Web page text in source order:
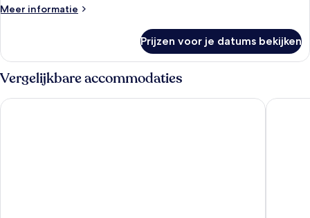
Meer informatie
Meer
Prijzen voor je datums bekijken
Vergelijkbare accommodaties
Dorisol Buganvilia Studio Hotel Vila